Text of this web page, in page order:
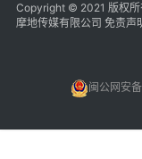
Copyright © 2021 版权所
摩地传媒有限公司 免责声
闽公网安